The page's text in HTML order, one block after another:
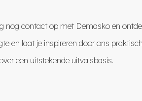
nog contact op met Demasko en
en laat je inspireren door ons
een uitstekende uitvalsbasis.